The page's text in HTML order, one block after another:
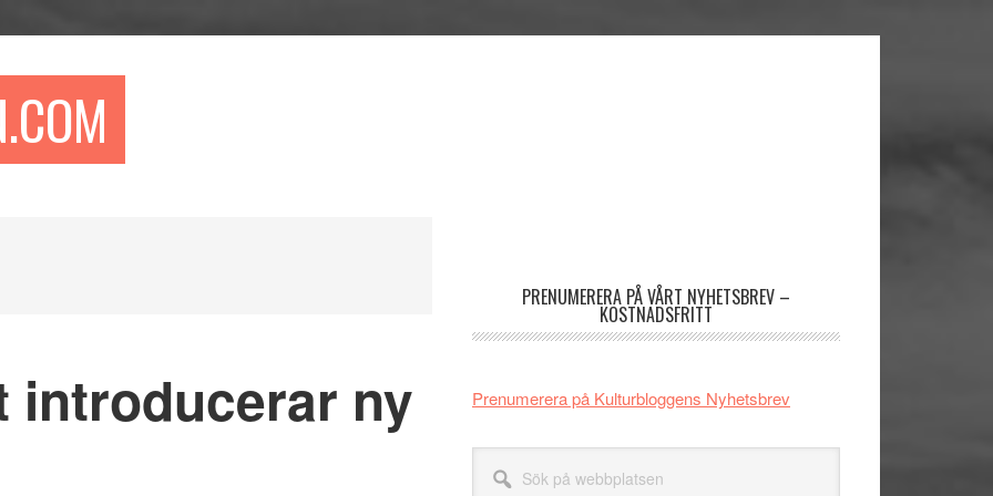
introducerar ny
PRENUMERERA PÅ VÅRT NYHETSBREV –
KOSTNADSFRITT
Prenumerera på Kulturbloggens Nyhetsbrev